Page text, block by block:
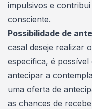
impulsivos e
consciente.
Possibilidade de
casal deseje realizar
específica, é
antecipar a
uma oferta de
as chances de